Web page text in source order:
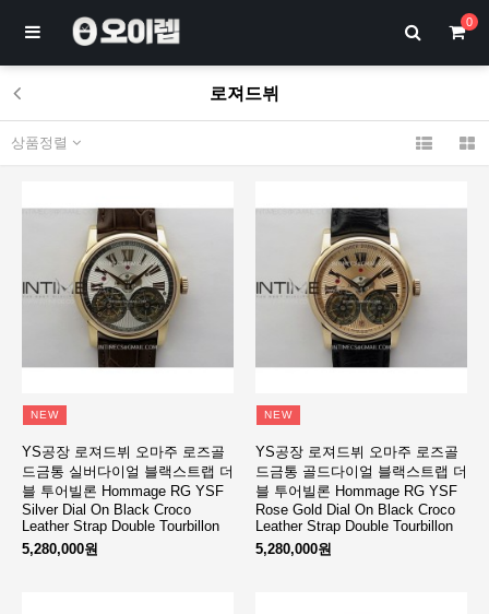
0
로져드뷔
상품정렬
NEW
YS공장 로져드뷔 오마주 로즈골
드금통 실버다이얼 블랙스트랩 더
블 투어빌론 Hommage RG YSF
Silver Dial On Black Croco
Leather Strap Double Tourbillon
5,280,000원
NEW
YS공장 로져드뷔 오마주 로즈골
드금통 골드다이얼 블랙스트랩 더
블 투어빌론 Hommage RG YSF
Rose Gold Dial On Black Croco
Leather Strap Double Tourbillon
5,280,000원